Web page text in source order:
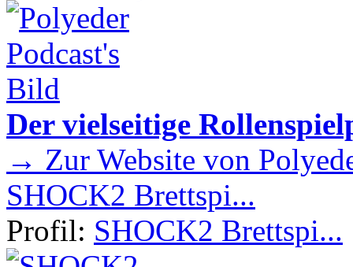
Der vielseitige
→ Zur Website von
SHOCK2 Brettspi...
Profil: SHOCK2 Brettspi...